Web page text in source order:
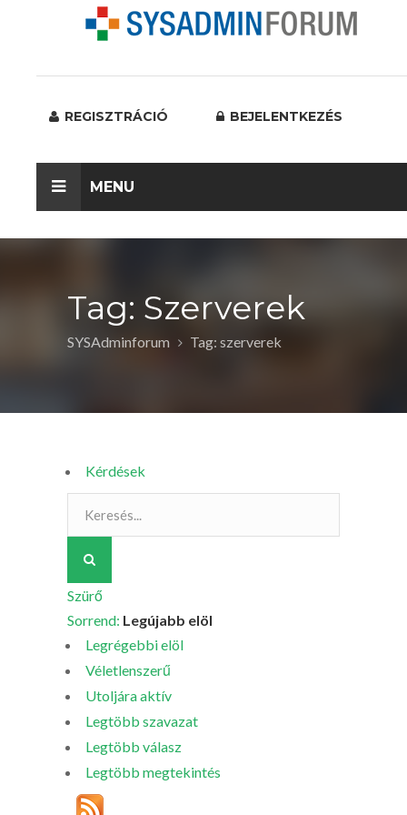
REGISZTRÁCIÓ BEJELENTKEZÉS
MENU
Tag: Szerverek
SYSAdminforum Tag: szerverek
Kérdések
Szürő
Sorrend: Legújabb elöl
Legrégebbi elöl
Véletlenszerű
Utoljára aktív
Legtöbb szavazat
Legtöbb válasz
Legtöbb megtekintés